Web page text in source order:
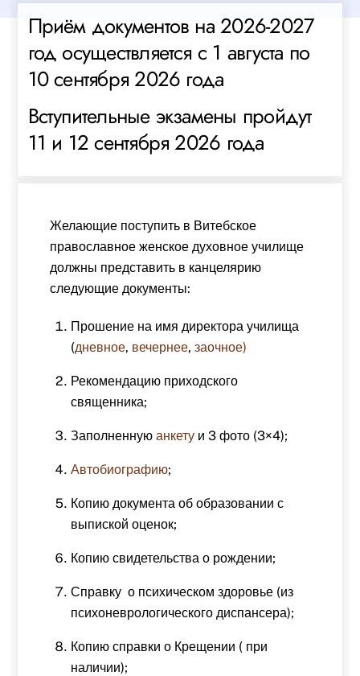
Приём документов на 2026-2027
год осуществляется с 1 августа по
10 сентября 2026 года
Вступительные экзамены пройдут
11 и 12 сентября 2026 года
Желающие поступить в Витебское
православное женское духовное училище
должны представить в канцелярию
следующие документы:
Прошение на имя директора училища
(дневное, вечернее, заочное)
Рекомендацию приходского
священника;
Заполненную анкету и 3 фото (3×4);
Автобиографию;
Копию документа об образовании с
выпиской оценок;
Копию свидетельства о рождении;
Справку о психическом здоровье (из
психоневрологического диспансера);
Копию справки о Крещении ( при
наличии);